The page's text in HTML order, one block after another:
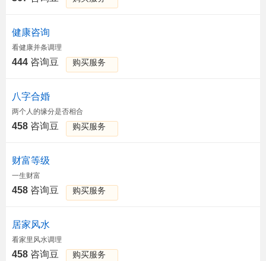
健康咨询
看健康并条调理
444 咨询豆 购买服务
八字合婚
两个人的缘分是否相合
458 咨询豆 购买服务
财富等级
一生财富
458 咨询豆 购买服务
居家风水
看家里风水调理
458 咨询豆 购买服务